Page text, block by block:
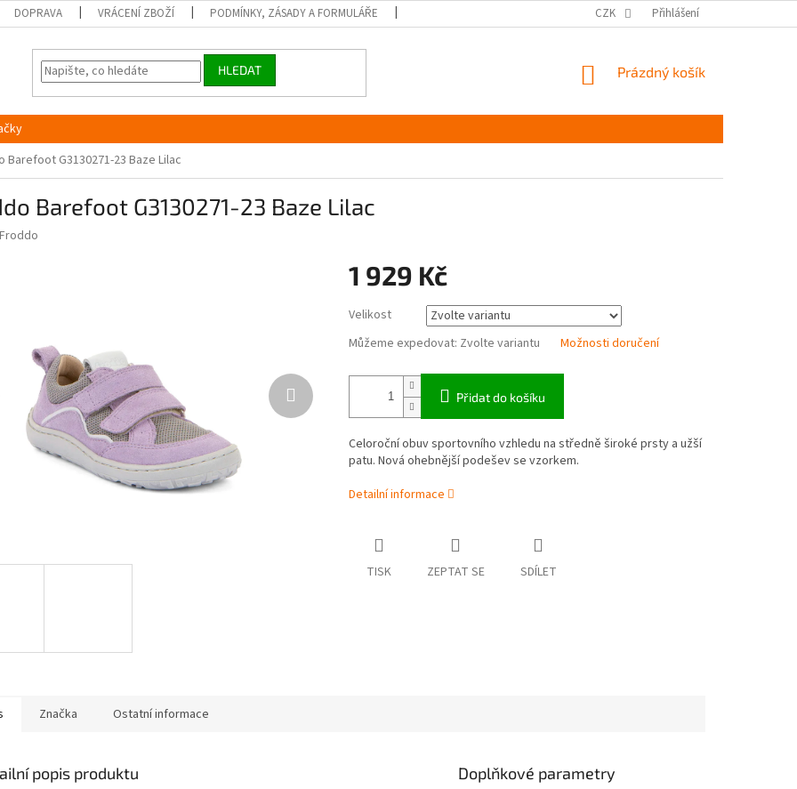
DOPRAVA VRÁCENÍ ZBOŽÍ PODMÍNKY, ZÁSADY A FORMULÁŘE JAK PEČOVAT O OBUV
CZK Přihlášení
HLEDAT
NÁKUPNÍ
Prázdný košík
Barefoot G3130271-23 Baze Lilac
Barefoot G3130271-23 Baze Lilac
Froddo
1 929 Kč
cena:
Velikost
Můžeme expedovat: Zvolte variantu Možnosti doručení
Přidat do košíku
Celoroční obuv sportovního vzhledu na středně široké prsty a užší
patu. Nová ohebnější podešev se vzorkem.
Detailní informace
TISK ZEPTAT SE SDÍLET
Značka Ostatní informace
popis produktu Doplňkové parametry